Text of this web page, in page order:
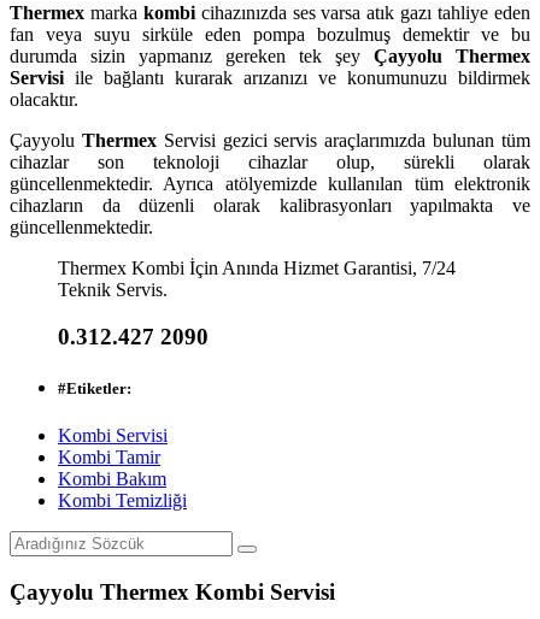
Thermex marka kombi cihazınızda ses varsa atık gazı tahliye eden
fan veya suyu sirküle eden pompa bozulmuş demektir ve bu
durumda sizin yapmanız gereken tek şey Çayyolu Thermex
Servisi ile bağlantı kurarak arızanızı ve konumunuzu bildirmek
olacaktır.
Çayyolu Thermex Servisi gezici servis araçlarımızda bulunan tüm
cihazlar son teknoloji cihazlar olup, sürekli olarak
güncellenmektedir. Ayrıca atölyemizde kullanılan tüm elektronik
cihazların da düzenli olarak kalibrasyonları yapılmakta ve
güncellenmektedir.
Thermex Kombi İçin Anında Hizmet Garantisi, 7/24
Teknik Servis.
0.312.427 2090
#Etiketler:
Kombi Servisi
Kombi Tamir
Kombi Bakım
Kombi Temizliği
Çayyolu Thermex Kombi Servisi